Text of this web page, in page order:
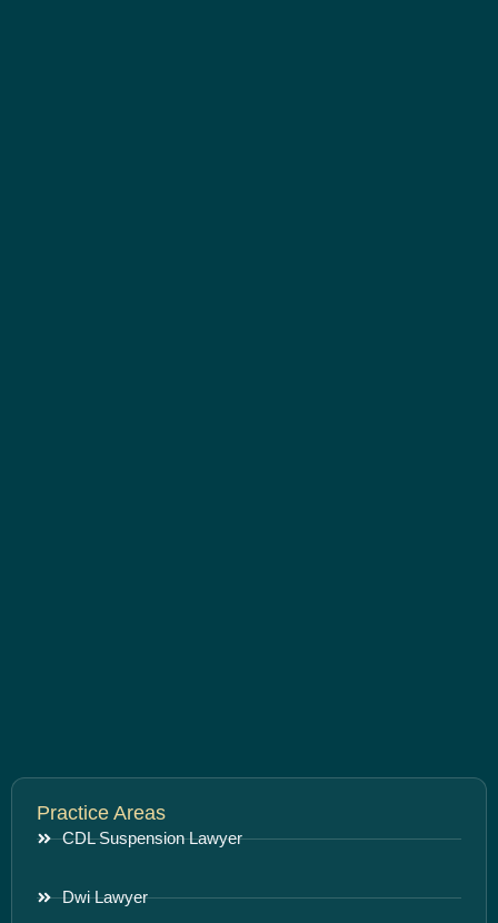
Practice Areas
CDL Suspension Lawyer
Dwi Lawyer